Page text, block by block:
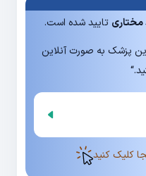
تایید شده است.
پزشک به صورت آنلاین
کلیک کنید